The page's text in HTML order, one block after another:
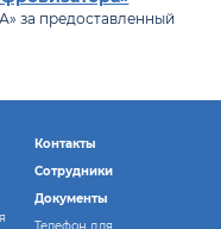
за предоставленный
Контакты
Сотрудники
Документы